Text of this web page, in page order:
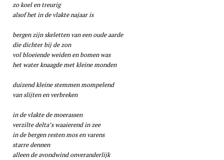
zo koel en treurig
alsof het in de vlakte najaar is
bergen zijn skeletten van een oude aarde
die dichter bij de zon
vol bloeiende weiden en bomen was
het water knaagde met kleine monden
duizend kleine stemmen mompelend
van slijten en verbreken
in de vlakte de moerassen
verzilte delta’s waaierend in zee
in de bergen resten mos en varens
starre dennen
alleen de avondwind onveranderlijk